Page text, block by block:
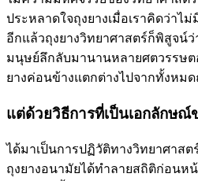
ประหลาดใจถุงยางเมื่อเราคิดว่าไ
อีกแล้วถุงยางวิทยาศาสตร์ก็พิสูจน์
มนุษย์ลึกลับมานานหลายศตวรรษ
ยางค่อนข้างแตกต่างไปจากทั้งหมด
แต่ด้วยวิธีการที่เป็นเอกลักษณ์
ได้มาเป็นการปฏิวัติทางวิทยาศาสต
ถุงยางอนามัยได้ทำลายสถิติก่อนห